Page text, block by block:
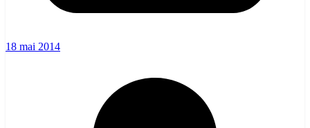
18 mai 2014